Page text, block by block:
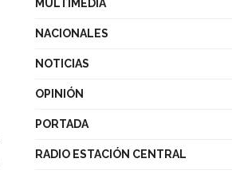
MULTIMEDIA
NACIONALES
NOTICIAS
OPINIÓN
PORTADA
RADIO ESTACIÓN CENTRAL